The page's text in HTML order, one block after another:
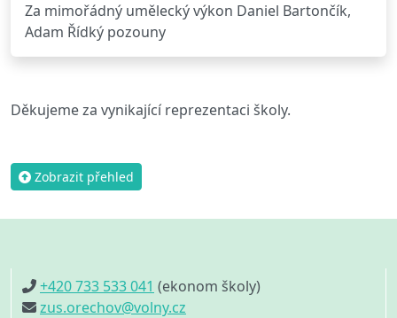
Za mimořádný umělecký výkon Daniel Bartončík,
Adam Řídký pozouny
Děkujeme za vynikající reprezentaci školy.
Zobrazit přehled
+420 733 533 041 (ekonom školy)
zus.orechov@volny.cz